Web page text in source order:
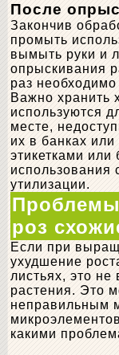
После
Закончив
промыть
вымыть руки и
опрыскивания
раз необходимо
Важно хранить
используются
месте,
их в банках
этикетками или
использования
утилизации.
роз
Если при
ухудшение
листьях, это не
растения. Это
неправильным
какими